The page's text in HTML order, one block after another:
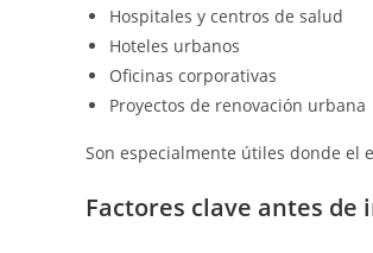
Hospitales y centros de salud
Hoteles urbanos
Oficinas corporativas
Proyectos de renovación urbana
Son especialmente útiles donde el
Factores clave antes